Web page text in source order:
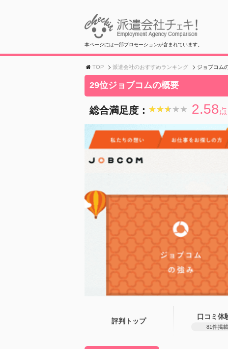
本ページには一部プロモーションが含まれています。
TOP 派遣会社のおすすめランキング ジョブコム
29位ジョブコムの概要
総合満足度： ★★★★★
★★★★★ 2.58点
評判トップ
口コミ体
81件掲載